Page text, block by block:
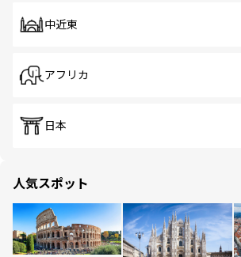
中近東
アフリカ
日本
人気スポット